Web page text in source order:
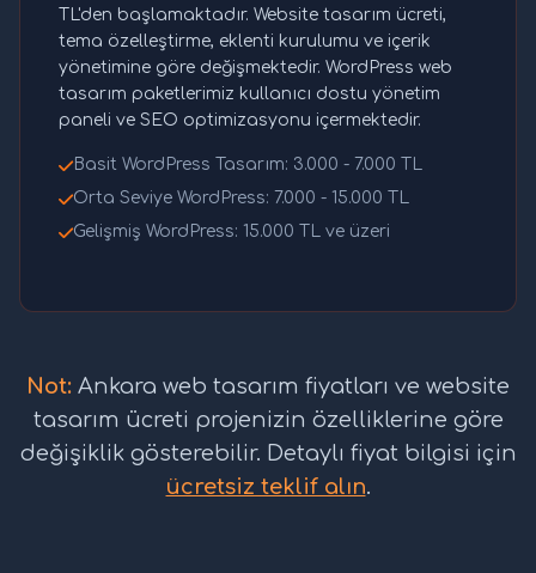
TL'den başlamaktadır. Website tasarım ücreti,
tema özelleştirme, eklenti kurulumu ve içerik
yönetimine göre değişmektedir. WordPress web
tasarım paketlerimiz kullanıcı dostu yönetim
paneli ve SEO optimizasyonu içermektedir.
Basit WordPress Tasarım: 3.000 - 7.000 TL
Orta Seviye WordPress: 7.000 - 15.000 TL
Gelişmiş WordPress: 15.000 TL ve üzeri
Not: Ankara web tasarım fiyatları ve website
tasarım ücreti projenizin özelliklerine göre
değişiklik gösterebilir. Detaylı fiyat bilgisi için
ücretsiz teklif alın.